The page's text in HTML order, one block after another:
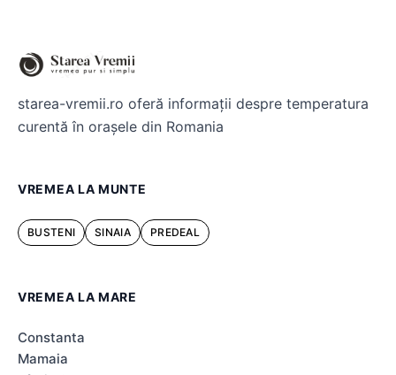
starea-vremii.ro oferă informații despre temperatura
curentă în orașele din Romania
VREMEA LA MUNTE
BUSTENI SINAIA PREDEAL
VREMEA LA MARE
Constanta
Mamaia